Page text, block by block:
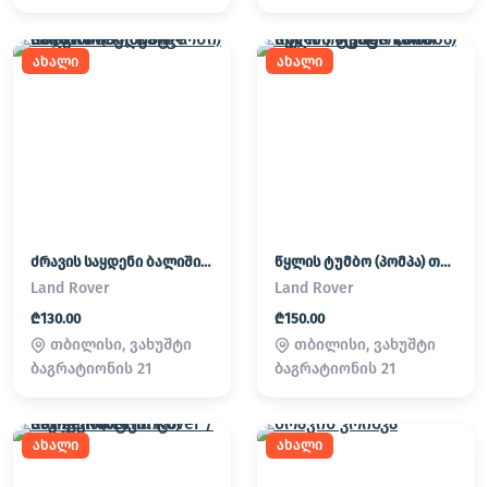
ახალი
ძრავის საყდენი ბალიში (პადმატორნი) Land Rover / Range Rover
Land Rover
₾130.00
თბილისი, ვახუშტი
ბაგრატიონის 21
ახალი
წყლის ტუმბო (პომპა) თერმოსტატი Land Rover / Range Rover
Land Rover
₾150.00
თბილისი, ვახუშტი
ბაგრატიონის 21
ახალი ახალი